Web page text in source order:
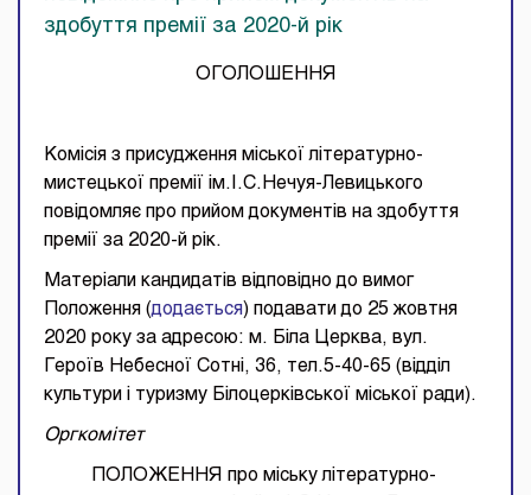
здобуття премії за 2020-й рік
ОГОЛОШЕННЯ
Комісія з присудження міської літературно-
мистецької премії ім.І.С.Нечуя-Левицького
повідомляє про прийом документів на здобуття
премії за 2020-й рік.
Матеріали кандидатів відповідно до вимог
Положення (додається ) подавати до 25 жовтня
2020 року за адресою: м. Біла Церква, вул.
Героїв Небесної Сотні, 36, тел.5-40-65 (відділ
культури і туризму Білоцерківської міської ради).
Оргкомітет
ПОЛОЖЕННЯ про міську літературно-